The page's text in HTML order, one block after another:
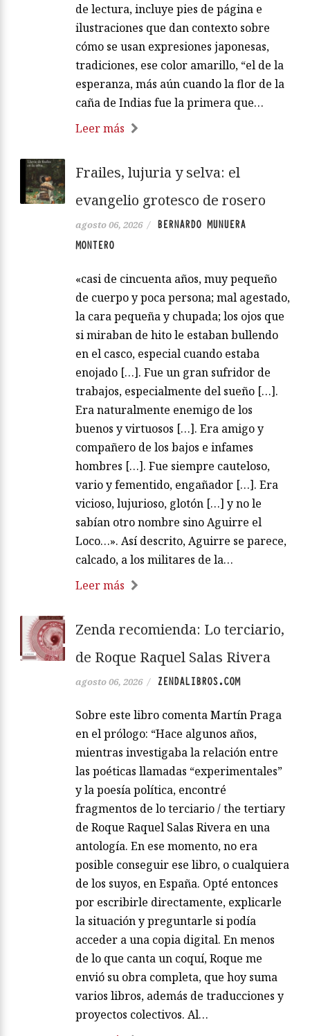
de lectura, incluye pies de página e
ilustraciones que dan contexto sobre
cómo se usan expresiones japonesas,
tradiciones, ese color amarillo, “el de la
esperanza, más aún cuando la flor de la
caña de Indias fue la primera que…
Leer más
Frailes, lujuria y selva: el
evangelio grotesco de rosero
agosto 06, 2026 /
BERNARDO MUNUERA
MONTERO
«casi de cincuenta años, muy pequeño
de cuerpo y poca persona; mal agestado,
la cara pequeña y chupada; los ojos que
si miraban de hito le estaban bullendo
en el casco, especial cuando estaba
enojado […]. Fue un gran sufridor de
trabajos, especialmente del sueño […].
Era naturalmente enemigo de los
buenos y virtuosos […]. Era amigo y
compañero de los bajos e infames
hombres […]. Fue siempre cauteloso,
vario y fementido, engañador […]. Era
vicioso, lujurioso, glotón […] y no le
sabían otro nombre sino Aguirre el
Loco…». Así descrito, Aguirre se parece,
calcado, a los militares de la…
Leer más
Zenda recomienda: Lo terciario,
de Roque Raquel Salas Rivera
agosto 06, 2026 / ZENDALIBROS.COM
Sobre este libro comenta Martín Praga
en el prólogo: “Hace algunos años,
mientras investigaba la relación entre
las poéticas llamadas “experimentales”
y la poesía política, encontré
fragmentos de lo terciario / the tertiary
de Roque Raquel Salas Rivera en una
antología. En ese momento, no era
posible conseguir ese libro, o cualquiera
de los suyos, en España. Opté entonces
por escribirle directamente, explicarle
la situación y preguntarle si podía
acceder a una copia digital. En menos
de lo que canta un coquí, Roque me
envió su obra completa, que hoy suma
varios libros, además de traducciones y
proyectos colectivos. Al…